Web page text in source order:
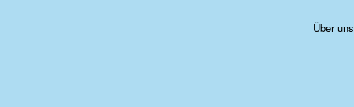
Über uns